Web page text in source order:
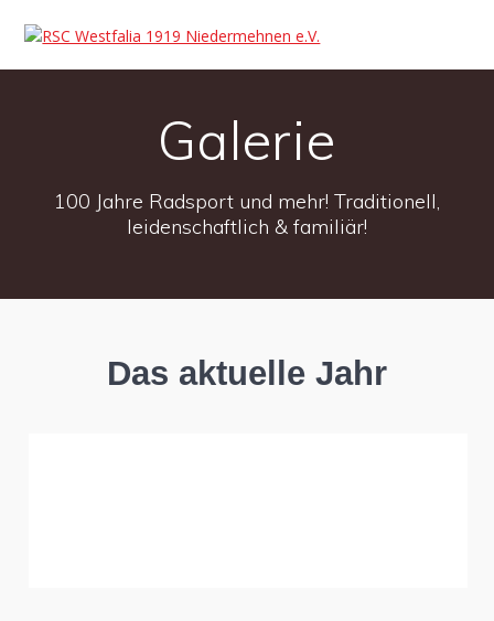
Galerie
100 Jahre Radsport und mehr! Traditionell,
leidenschaftlich & familiär!
Das aktuelle Jahr